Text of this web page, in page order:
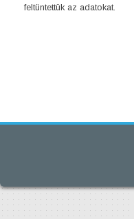
feltüntettük az adatokat.